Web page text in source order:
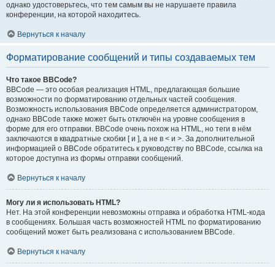
однако удостоверьтесь, что тем самым вы не нарушаете правила
конференции, на которой находитесь.
Вернуться к началу
Форматирование сообщений и типы создаваемых тем
Что такое BBCode?
BBCode — это особая реализация HTML, предлагающая большие
возможности по форматированию отдельных частей сообщения.
Возможность использования BBCode определяется администратором,
однако BBCode также может быть отключён на уровне сообщения в
форме для его отправки. BBCode очень похож на HTML, но теги в нём
заключаются в квадратные скобки [ и ], а не в < и >. За дополнительной
информацией о BBCode обратитесь к руководству по BBCode, ссылка на
которое доступна из формы отправки сообщений.
Вернуться к началу
Могу ли я использовать HTML?
Нет. На этой конференции невозможны отправка и обработка HTML-кода
в сообщениях. Большая часть возможностей HTML по форматированию
сообщений может быть реализована с использованием BBCode.
Вернуться к началу